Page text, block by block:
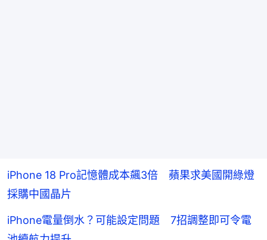
iPhone 18 Pro記憶體成本飆3倍 蘋果求美國開綠燈
採購中國晶片
iPhone電量倒水？可能設定問題 7招調整即可令電